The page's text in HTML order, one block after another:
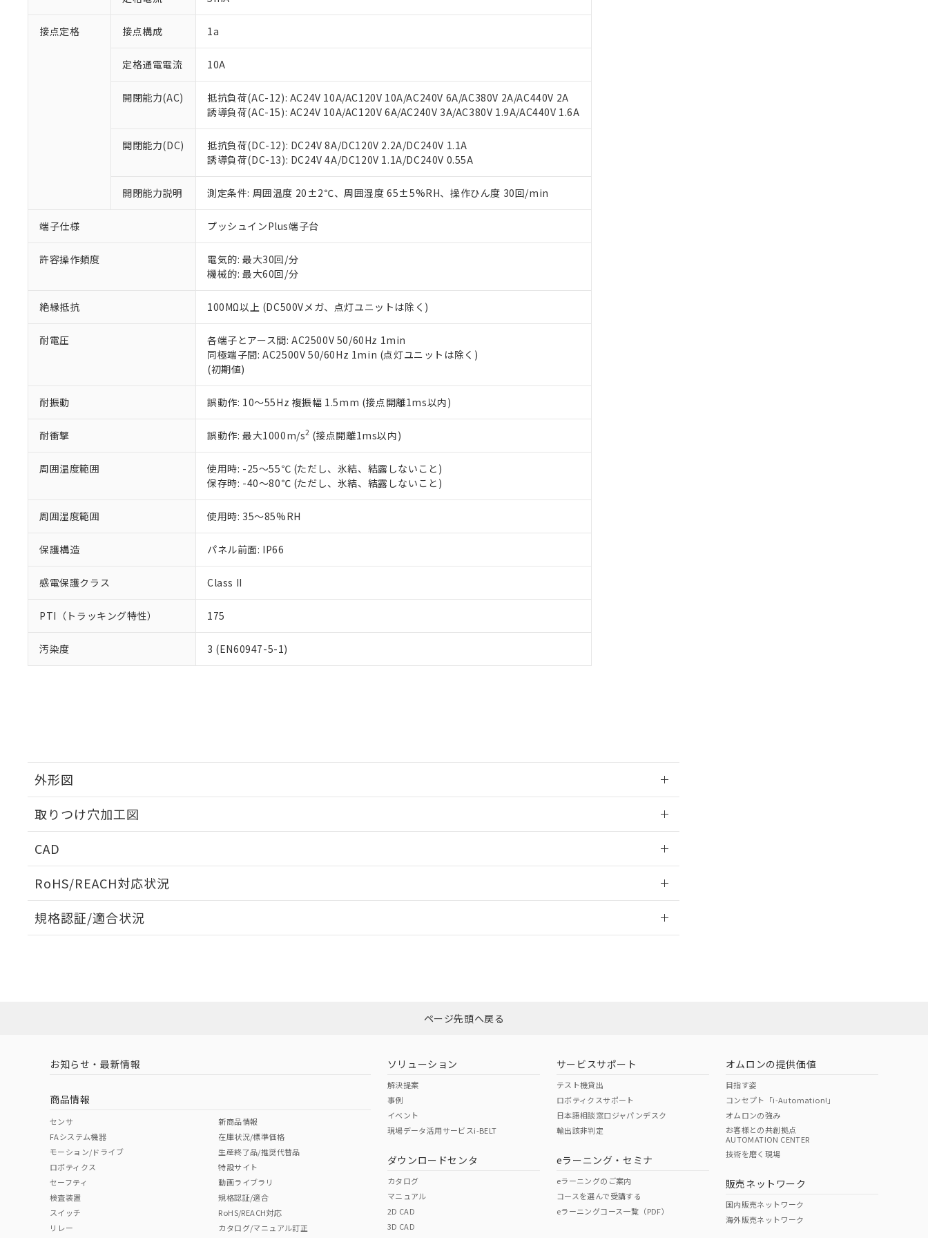
接点定格 接点構成 1a
定格通電電流 10A
開閉能力(AC)
抵抗負荷(AC-12): AC24V 10A/AC120V 10A/AC240V 6A/AC380V 2A/AC440V 2A
誘導負荷(AC-15): AC24V 10A/AC120V 6A/AC240V 3A/AC380V 1.9A/AC440V 1.6A
開閉能力(DC)
抵抗負荷(DC-12): DC24V 8A/DC120V 2.2A/DC240V 1.1A
誘導負荷(DC-13): DC24V 4A/DC120V 1.1A/DC240V 0.55A
開閉能力説明 測定条件: 周囲温度 20±2℃、周囲湿度 65±5%RH、操作ひん度 30回/min
端子仕様 プッシュインPlus端子台
許容操作頻度
電気的: 最大30回/分
機械的: 最大60回/分
絶縁抵抗 100MΩ以上 (DC500Vメガ、点灯ユニットは除く)
耐電圧
各端子とアース間: AC2500V 50/60Hz 1min
同極端子間: AC2500V 50/60Hz 1min (点灯ユニットは除く)
(初期値)
耐振動 誤動作: 10～55Hz 複振幅 1.5mm (接点開離1ms以内)
耐衝撃 誤動作: 最大1000m/s2 (接点開離1ms以内)
周囲温度範囲
使用時: -25～55℃ (ただし、氷結、結露しないこと)
保存時: -40～80℃ (ただし、氷結、結露しないこと)
周囲湿度範囲 使用時: 35～85%RH
保護構造 パネル前面: IP66
感電保護クラス Class II
PTI（トラッキング特性） 175
汚染度 3 (EN60947-5-1)
外形図
取りつけ穴加工図
CAD
RoHS/REACH対応状況
EU RoHS 注意事項・凡例
ダウンロードはこちら
中国 RoHS 注意事項・凡例
中国 RoHS表
Pb Hg Cr(VI)
O O
規格認証/適合状況
本サービスは、当社制御機器事業取扱商品の当社在庫状況および標準価格(税抜)を提供させていただ
当社制御機器事業取扱商品の中には、本サービスの対象外となる商品もあることをご了承ください。
い。
正式な納期状況および標準価格はお客様のお取引先、またはお客様担当のオムロン制御機器販売店・
当社販売員にご相談ください。
在庫状況および標準価格結果を当社の事前の承諾なく第三者に漏洩または開示しないようお願いしま
す。
マイパーツ機能（部品リスト作成サービス）をご利用いただくには、I-Webメンバーズにご登録され
ている必要があります。
お客様が当ウェブサイト上で当社にご登録された部品リストについて、当社および当社の共同利用者
が、当社の製品・サービスに関するお客様との取引・商談に必要な範囲で利用することをご了承くだ
いる法人を指します。
*EU RoHS指令（10物質）：
フタル酸ビス(2-エチルヘキシル) (DEHP)(別名：DOP) 1000ppm以下、フタル酸ブチルベンジル（BBP） 1000ppm以下、フタル酸ジブチ
ル（DBP） 1000ppm以下、フタル酸ジイソブチル (DIBP) 1000ppm以下
但し、RoHS指令で産業用監視および制御機器に対する適用除外項目は除く。
フタル酸エステル類の４物質については閾値を超える意図的な使用がないことを確認しています。
※2 対応予定月
部品在庫の切り替え状況などにより、予定月が前後することがあります。
※3 非含有証明書ダウンロード
EU RoHS指令（10物質）の非含有証明書
51物質の非含有証明書（当社基準）
※本証明書は発行日時点で非含有を証明するもので、過去に遡って非含有を証明するものではありません。
また、RoHS指令のフタル酸エステル類４物質の対応では、対応完了までの期間は出荷製品に未対応品が
混在することから備考欄に対応日を記載しておりました。
既に当社にて対応品への在庫切替を完了していることから、特段のことがない限り、2022年1月12日よ
り割愛しております。
「×」：最大均質材料含有率が中国RoHSの基準値を超えていることを示します。
Pb(鉛) :1000ppm、 Hg(水銀) : 1000ppm、 Cd(カドミウム) : 100ppm、
DEHP(フタル酸ビス(2-エチルヘキシル)) : 1000ppm
※2 環境保護使用期限
「ｅ」：有害物質（10物質）のすべてが基準値以下であることを示します。
味します。
「－」：未確認です。当社販売部門へお問い合わせください。
当社は、これら貴社製品のうち、外国為替および外国貿易法に定める商品（以下｢規制貨物等」とい
などの必要な手続きをとります。
ます。
当社は貴社製品を、核兵器、ミサイル、化学兵器、生物兵器またはその他武器並びにこれらの製造装
置等に一切使用いたしません。
当社は、貴社製品を第三者に販売する場合は、上記1、2および3の内容を当該第三者に通知します。
たしません。
△ 一定数には満たないが在庫あり
－
在庫なし(最新の在庫状況については、お客様のお取引先、またはお客様担当のオムロン制御
機器販売店・当社販売員にご確認ください)
空
受注生産機種、また在庫状況の情報を公開していない機種
ページ先頭へ戻る
お知らせ・最新情報
商品情報
センサ
FAシステム機器
モーション/ドライブ
ロボティクス
セーフティ
検査装置
スイッチ
リレー
新商品情報
在庫状況/標準価格
生産終了品/推奨代替品
特設サイト
動画ライブラリ
規格認証/適合
RoHS/REACH対応
カタログ/マニュアル訂正
ソリューション
解決提案
事例
イベント
現場データ活用サービスi-BELT
ダウンロードセンタ
カタログ
マニュアル
2D CAD
3D CAD
サービスサポート
テスト機貸出
ロボティクスサポート
日本語相談窓口ジャパンデスク
輸出該非判定
eラーニング・セミナ
eラーニングのご案内
コースを選んで受講する
eラーニングコース一覧（PDF）
オムロンの提供価値
目指す姿
コンセプト「i-Automation!」
オムロンの強み
お客様との共創拠点
AUTOMATION CENTER
技術を磨く現場
販売ネットワーク
国内販売ネットワーク
海外販売ネットワーク